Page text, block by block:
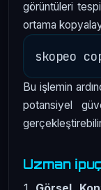
görüntüleri
ortama
Bu işlemin
potansiyel
Uzman